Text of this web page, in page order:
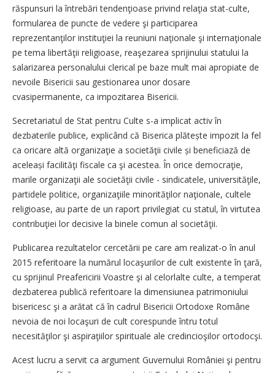
răspunsuri la întrebări tendenţioase privind relaţia stat-culte,
formularea de puncte de vedere şi participarea
reprezentanţilor instituţiei la reuniuni naţionale şi internaţionale
pe tema libertăţii religioase, reaşezarea sprijinului statului la
salarizarea personalului clerical pe baze mult mai apropiate de
nevoile Bisericii sau gestionarea unor dosare
cvasipermanente, ca impozitarea Bisericii.
Secretariatul de Stat pentru Culte s-a implicat activ în
dezbaterile publice, explicând că Biserica plătește impozit la fel
ca oricare altă organizaţie a societăţii civile și beneficiază de
aceleași facilităţi fiscale ca şi acestea. În orice democraţie,
marile organizaţii ale societăţii civile - sindicatele, universităţile,
partidele politice, organizaţiile minorităţilor naţionale, cultele
religioase, au parte de un raport privilegiat cu statul, în virtutea
contribuţiei lor decisive la binele comun al societăţii.
Publicarea rezultatelor cercetării pe care am realizat-o în anul
2015 referitoare la numărul locaşurilor de cult existente în ţară,
cu sprijinul Preafericirii Voastre şi al celorlalte culte, a temperat
dezbaterea publică referitoare la dimensiunea patrimoniului
bisericesc şi a arătat că în cadrul Bisericii Ortodoxe Române
nevoia de noi locaşuri de cult corespunde întru totul
necesităţilor şi aspiraţiilor spirituale ale credincioşilor ortodocşi.
Acest lucru a servit ca argument Guvernului României şi pentru